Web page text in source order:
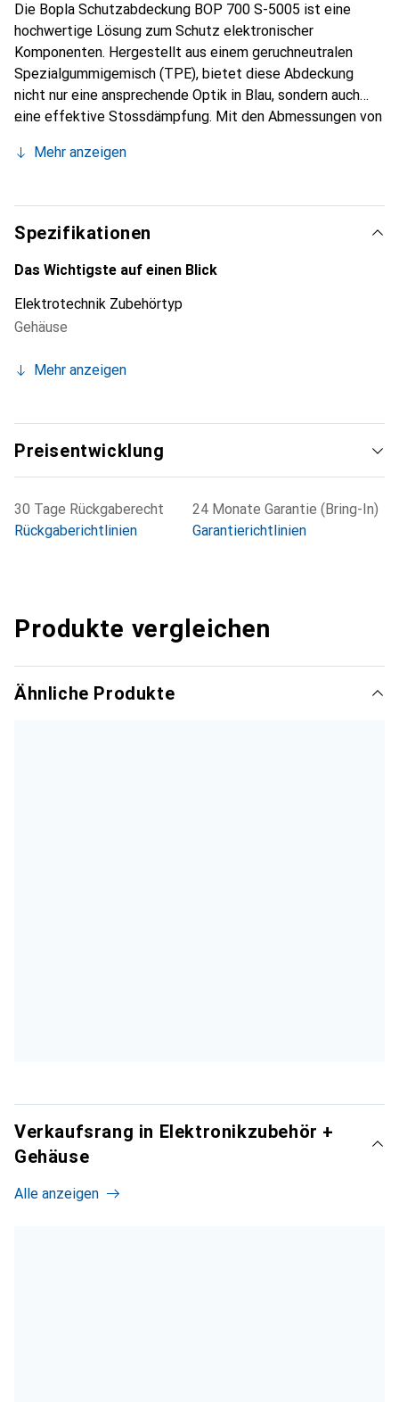
Die Bopla Schutzabdeckung BOP 700 S-5005 ist eine
hochwertige Lösung zum Schutz elektronischer
Komponenten. Hergestellt aus einem geruchneutralen
Spezialgummigemisch (TPE), bietet diese Abdeckung
nicht nur eine ansprechende Optik in Blau, sondern auch
eine effektive Stossdämpfung. Mit den Abmessungen von
Elektrotechnik und passt perfekt zur Serie BOP 700. Die
umweltfreundlich und sicher in der Anwendung ist. Diese
Schutzabdeckung ist eine praktische Wahl für alle, die ihre
elektronischen Geräte vor äusseren Einflüssen schützen
möchten.
Mehr anzeigen
Spezifikationen
Das Wichtigste auf einen Blick
Elektrotechnik Zubehörtyp
Gehäuse
Mehr anzeigen
Preisentwicklung
30 Tage Rückgaberecht
Rückgaberichtlinien
24 Monate Garantie (Bring-In)
Garantierichtlinien
Produkte vergleichen
Ähnliche Produkte
Verkaufsrang in Elektronikzubehör +
Gehäuse
Alle anzeigen